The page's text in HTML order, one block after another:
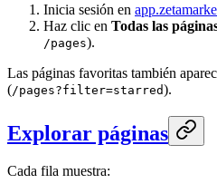
Inicia sesión en
Haz clic en Todas las
/pages).
Las páginas favoritas también
(/pages?filter=starred).
Explorar páginas
Cada fila muestra: